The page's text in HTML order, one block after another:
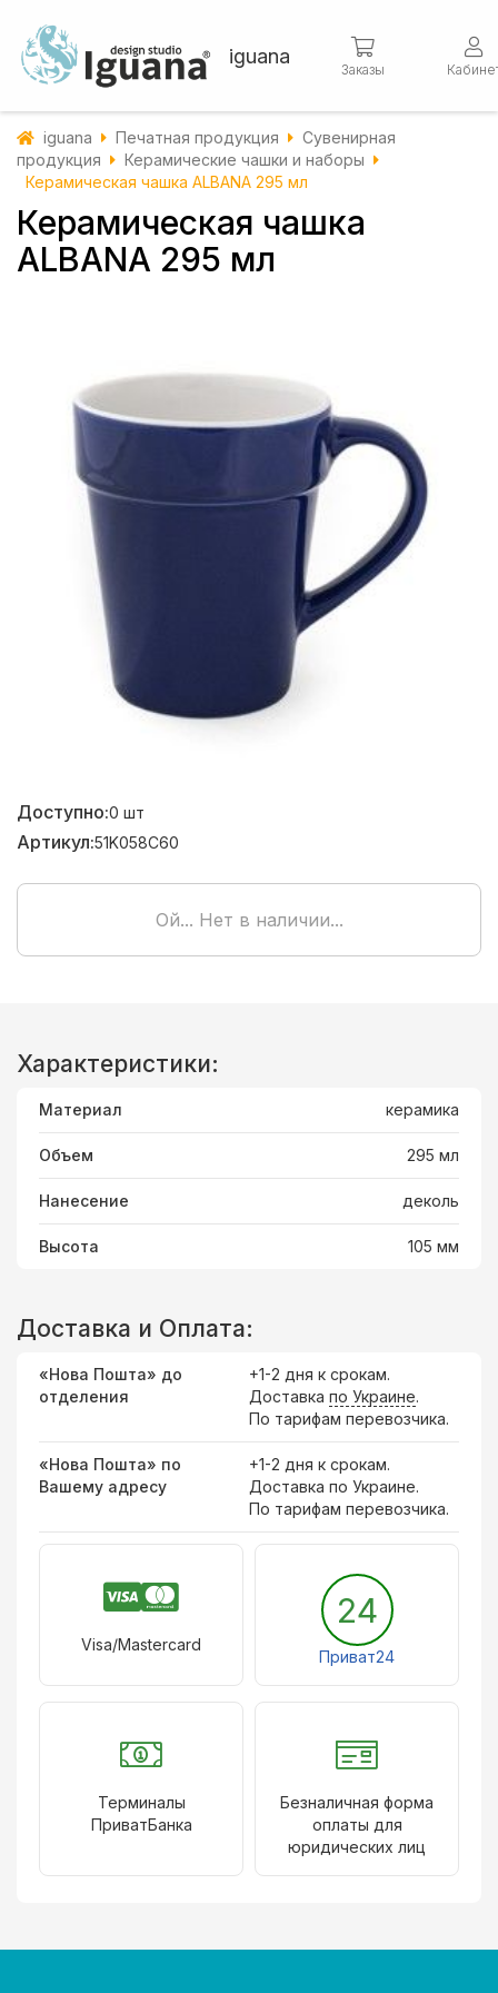
iguana
Заказы
iguana Печатная продукция
Сувенирная
продукция
Керамические чашки и наборы
Керамическая чашка ALBANA 295 мл
Керамическая чашка
ALBANA 295 мл
Доступно:0 шт
Артикул:51K058C60
Ой... Нет в наличии...
Характеристики:
Материал керамика
Объем 295 мл
Нанесение деколь
Высота 105 мм
Доставка и Оплата:
«Нова Пошта» до
отделения
+1-2 дня к срокам.
Доставка по Украине.
По тарифам перевозчика.
«Нова Пошта» по
Вашему адресу
+1-2 дня к срокам.
Доставка по Украине.
По тарифам перевозчика.
Visa/Mastercard
24
Приват24
Терминалы
ПриватБанка
Безналичная форма
оплаты для
юридических лиц